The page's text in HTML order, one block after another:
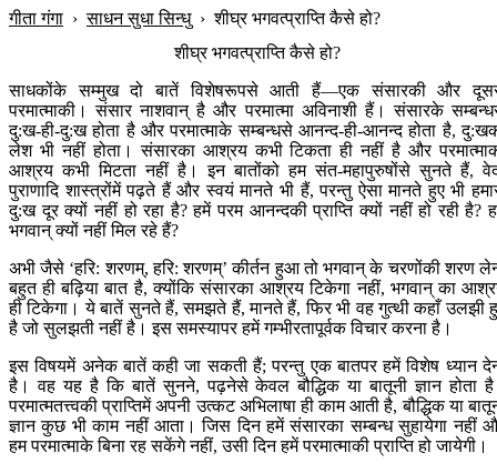
गीता गंगा ›साधन सुधा सिन्धु›शीघ्र भगवत्प्राप्ति कैसे हो?
शीघ्र भगवत्प्राप्ति कैसे हो?
साधकोंके सम्मुख दो बातें विशेषरूपसे आती हैं—एक संसारकी और
परमात्माकी। संसार नाशवान् है और परमात्मा अविनाशी हैं। संसारके
दु:ख-ही-दु:ख होता है और परमात्माके सम्बन्धसे आनन्द-ही-आनन्द होता है,
लेश भी नहीं होता। संसारका आश्रय कभी टिकता ही नहीं है और
आश्रय कभी मिटता नहीं है। इन बातोंको हम संत-महापुरुषोंसे सुनते हैं,
पुराणादि शास्त्रोंमें पढ़ते हैं और स्वयं मानते भी हैं, परन्तु ऐसा मानते हुए भी
दु:ख दूर क्यों नहीं हो रहा है? हमें परम आनन्दकी प्राप्ति क्यों नहीं हो रही है?
भगवान् क्यों नहीं मिल रहे हैं?
अभी जैसे ‘हरि: शरणम्, हरि: शरणम्’ कीर्तन हुआ तो भगवान् के चरणोंकी शरण
बहुत ही बढ़िया बात है, क्योंकि संसारका आश्रय टिकेगा नहीं, भगवान् का
ही टिकेगा। ये बातें सुनते हैं, समझते हैं, मानते हैं, फिर भी वह गुत्थी कहाँ उलझी
है जो सुलझती नहीं है। इस समस्यापर हमें गम्भीरतापूर्वक विचार करना है।
इस विषयमें अनेक बातें कही जा सकती हैं; परन्तु एक बातपर हमें विशेष ध्यान
है। वह यह है कि बातें सुनने, पढ़नेसे केवल बौद्धिक या बातूनी ज्ञान होता
परमात्मतत्त्वकी प्राप्तिमें अपनी उत्कट अभिलाषा ही काम आती है, बौद्धिक या
ज्ञान कुछ भी काम नहीं आता। जिस दिन हमें संसारका सम्बन्ध सुहायेगा नहीं
हम परमात्माके बिना रह सकेंगे नहीं, उसी दिन हमें परमात्माकी प्राप्ति हो जायेगी।